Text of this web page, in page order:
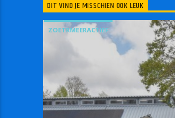
DIT VIND JE MISSCHIEN OOK LEUK
ZOETRMEERACTIEF